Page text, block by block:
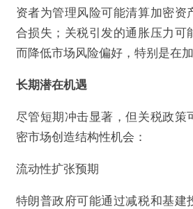
资者为管理风险可能清算加密资
合损失；关税引发的通胀压力可
而降低市场风险偏好，特别是在
长期潜在机遇
尽管短期冲击显著，但关税政策
密市场创造结构性机会：
流动性扩张预期
特朗普政府可能通过减税和基建